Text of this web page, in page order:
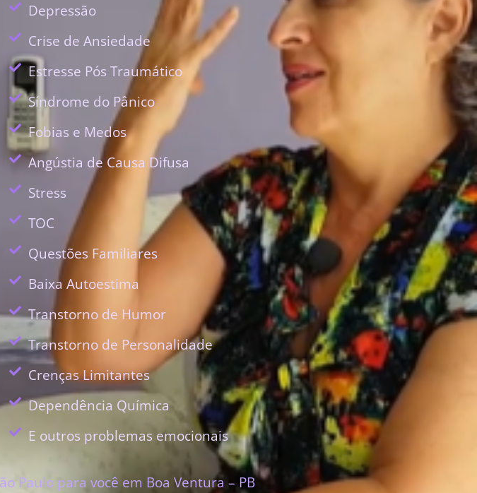
Depressão
Crise de Ansiedade
Estresse Pós Traumático
Síndrome do Pânico
Fobias e Medos
Angústia de Causa Difusa
Stress
TOC
Questões Familiares
Baixa Autoestima
Transtorno de Humor
Transtorno de Personalidade
Crenças Limitantes
Dependência Química
E outros problemas emocionais
Paulo para você em Boa Ventura – PB